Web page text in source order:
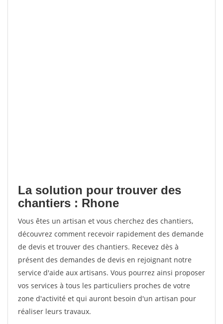
La solution pour trouver des
chantiers : Rhone
Vous êtes un artisan et vous cherchez des chantiers,
découvrez comment recevoir rapidement des demande
de devis et trouver des chantiers. Recevez dès à
présent des demandes de devis en rejoignant notre
service d'aide aux artisans. Vous pourrez ainsi proposer
vos services à tous les particuliers proches de votre
zone d'activité et qui auront besoin d'un artisan pour
réaliser leurs travaux.